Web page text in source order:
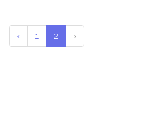
‹ 1 2 ›